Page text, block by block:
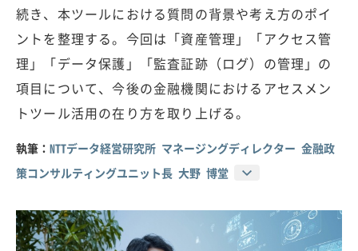
続き、本ツールにおける質問の背景や考え方のポイ
ントを整理する。今回は「資産管理」「アクセス管
理」「データ保護」「監査証跡（ログ）の管理」の
項目について、今後の金融機関におけるアセスメン
トツール活用の在り方を取り上げる。
執筆： NTTデータ経営研究所 マネージングディレクター 金融政
策コンサルティングユニット長 大野 博堂